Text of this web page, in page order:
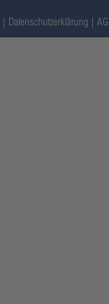
Datenschutzerklärung